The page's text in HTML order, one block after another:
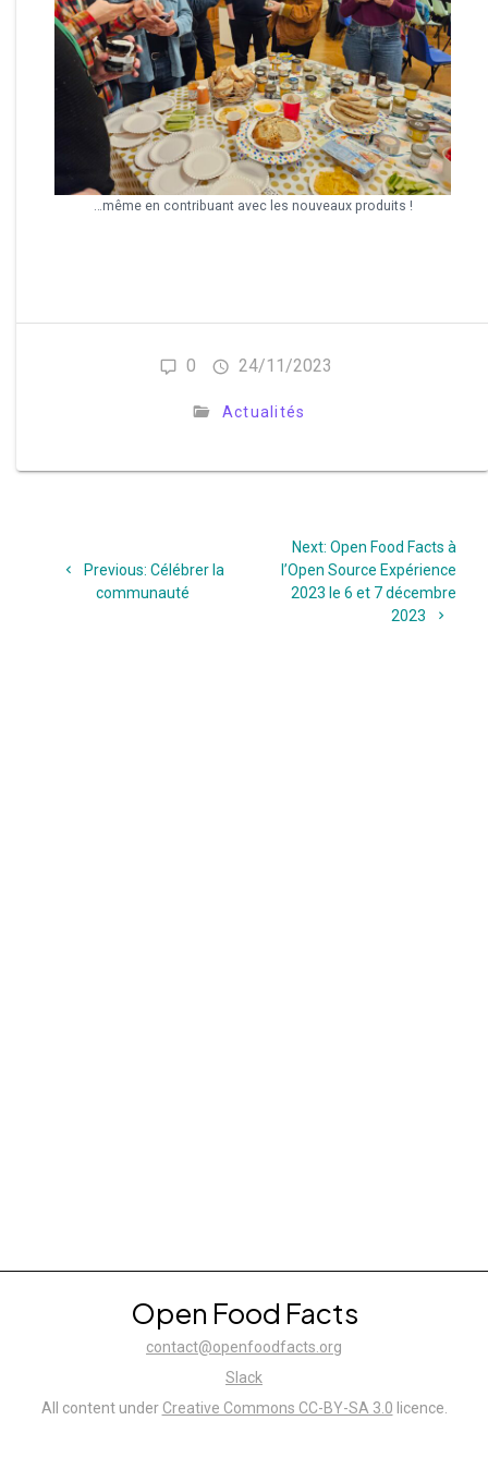
…même en contribuant avec les nouveaux produits !
0 24/11/2023
Actualités
Previous: Previous
post:
Célébrer la
communauté
Next: Next
post:
Open Food Facts à
l’Open Source Expérience
2023 le 6 et 7 décembre
2023
Open Food Facts
contact@openfoodfacts.org
Slack
All content under Creative Commons CC-BY-SA 3.0 licence.